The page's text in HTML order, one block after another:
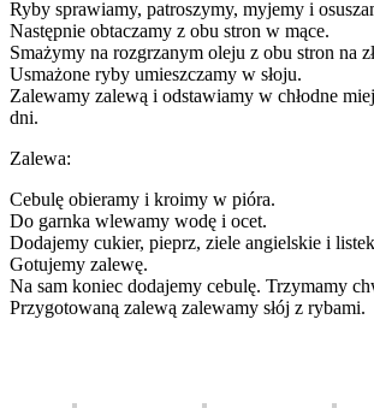
Ryby sprawiamy, patroszymy, myjemy i
Następnie obtaczamy z obu stron w mące.
Smażymy na rozgrzanym oleju z obu stron na
Usmażone ryby umieszczamy w słoju.
Zalewamy zalewą i odstawiamy w chłodne
dni.
Zalewa:
Cebulę obieramy i kroimy w pióra.
Do garnka wlewamy wodę i ocet.
Dodajemy cukier, pieprz, ziele angielskie i
Gotujemy zalewę.
Na sam koniec dodajemy cebulę. Trzymamy
Przygotowaną zalewą zalewamy słój z rybami.